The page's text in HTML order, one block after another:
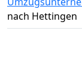
nach Hettingen